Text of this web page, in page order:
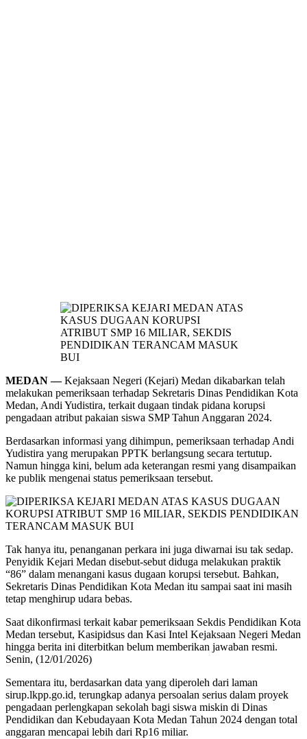
MEDAN —Kejaksaan Negeri (Kejari) Medan dikabarkan telah
melakukan pemeriksaan terhadap Sekretaris Dinas Pendidikan Kota
Medan, Andi Yudistira, terkait dugaan tindak pidana korupsi
pengadaan atribut pakaian siswa SMP Tahun Anggaran 2024.
Berdasarkan informasi yang dihimpun, pemeriksaan terhadap Andi
Yudistira yang merupakan PPTK berlangsung secara tertutup.
Namun hingga kini, belum ada keterangan resmi yang disampaikan
ke publik mengenai status pemeriksaan tersebut.
Tak hanya itu, penanganan perkara ini juga diwarnai isu tak sedap.
Penyidik Kejari Medan disebut-sebut diduga melakukan praktik
“86” dalam menangani kasus dugaan korupsi tersebut. Bahkan,
Sekretaris Dinas Pendidikan Kota Medan itu sampai saat ini masih
tetap menghirup udara bebas.
Saat dikonfirmasi terkait kabar pemeriksaan Sekdis Pendidikan Kota
Medan tersebut, Kasipidsus dan Kasi Intel Kejaksaan Negeri Medan
hingga berita ini diterbitkan belum memberikan jawaban resmi.
Senin, (12/01/2026)
Sementara itu, berdasarkan data yang diperoleh dari laman
sirup.lkpp.go.id, terungkap adanya persoalan serius dalam proyek
pengadaan perlengkapan sekolah bagi siswa miskin di Dinas
Pendidikan dan Kebudayaan Kota Medan Tahun 2024 dengan total
anggaran mencapai lebih dari Rp16 miliar.